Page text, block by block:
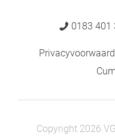
0183 401
Copyright 2026